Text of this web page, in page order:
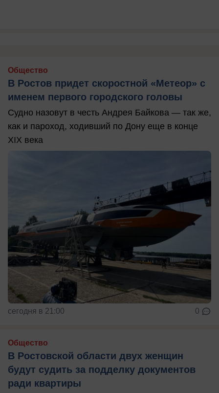
Общество
В Ростов придет скоростной «Метеор» с
именем первого городского головы
Судно назовут в честь Андрея Байкова — так же,
как и пароход, ходивший по Дону еще в конце
XIX века
сегодня в 21:00 0
Общество
В Ростовской области двух женщин
будут судить за подделку документов
ради квартиры